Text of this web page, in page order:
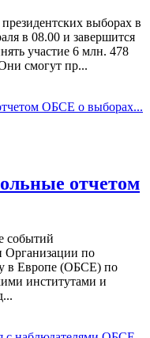
выборах в
в 08.00 и завершится
участие 6 млн. 478
смогут пр...
отчетом
событий
Организации по
в Европе (ОБСЕ) по
институтами и